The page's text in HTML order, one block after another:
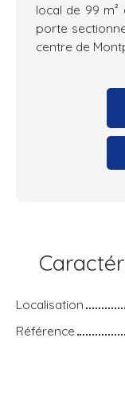
local de 99 m²
porte
centre de
Localisation
Référence